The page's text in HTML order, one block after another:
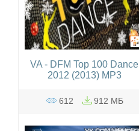
VA - DFM Top 100 Dance
2012 (2013) MP3
612 912 МБ